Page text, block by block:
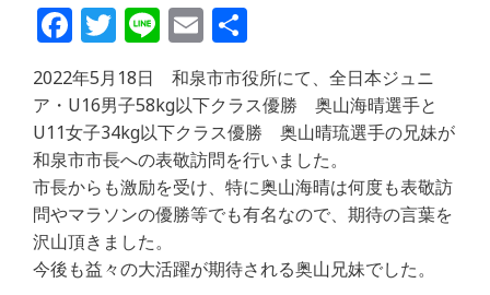
F
a
c
e
b
o
o
k
T
w
itt
e
r
Li
n
e
E
m
ai
l
有
2022年5月18日 和泉市市役所にて、全日本ジュニ
ア・U16男子58kg以下クラス優勝 奥山海晴選手と
U11女子34kg以下クラス優勝 奥山晴琉選手の兄妹が
和泉市市長への表敬訪問を行いました。
市長からも激励を受け、特に奥山海晴は何度も表敬訪
問やマラソンの優勝等でも有名なので、期待の言葉を
沢山頂きました。
今後も益々の大活躍が期待される奥山兄妹でした。